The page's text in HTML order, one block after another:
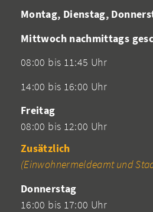
Montag, Dienstag,
Mittwoch nachmittags
08:00 bis 11:45 Uhr
14:00 bis 16:00 Uhr
Freitag
08:00 bis 12:00 Uhr
Zusätzlich
(Einwohnermeldeamt und
Donnerstag
16:00 bis 17:00 Uhr